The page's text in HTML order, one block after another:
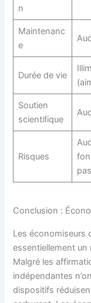
n
Maintenanc
e
Durée de vie
Soutien
scientifique
Risques
Conclusion :
Les économiseurs
essentiellement
Malgré les
indépendantes
dispositifs